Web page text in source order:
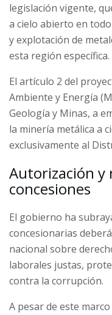
legislación vigente,
a cielo abierto en
y explotación de
esta región específica.
El artículo 2 del
Ambiente y Energía
Geología y Minas, a
la minería metálica a
exclusivamente al
Autorización y
concesiones
El gobierno ha
concesionarias
nacional sobre
laborales justas,
contra la corrupción.
A pesar de este